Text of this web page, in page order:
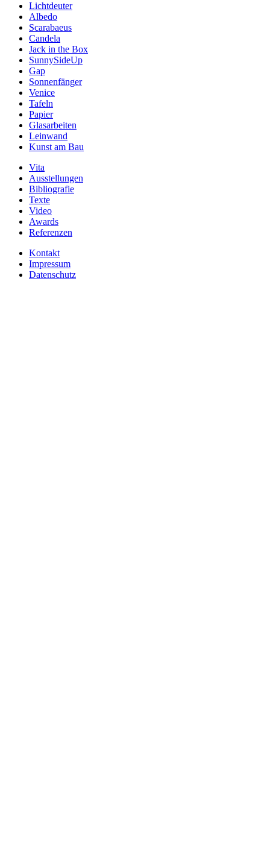
Lichtdeuter
Albedo
Scarabaeus
Candela
Jack in the Box
SunnySideUp
Gap
Sonnenfänger
Venice
Tafeln
Papier
Glasarbeiten
Leinwand
Kunst am Bau
Vita
Ausstellungen
Bibliografie
Texte
Video
Awards
Referenzen
Kontakt
Impressum
Datenschutz